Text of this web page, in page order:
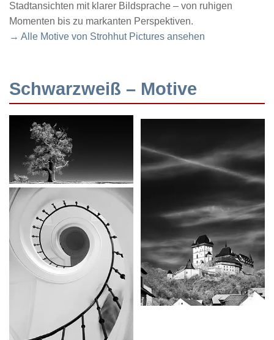
Stadtansichten mit klarer Bildsprache – von ruhigen
Momenten bis zu markanten Perspektiven.
→ Alle Motive von Strohhut Pictures ansehen
Schwarzweiß – Motive